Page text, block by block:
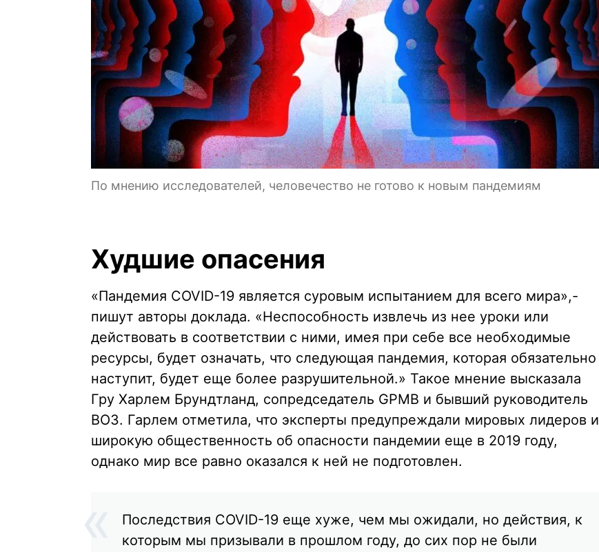
По мнению исследователей, человечество не готово к новым пандемиям
Худшие опасения
«Пандемия COVID-19 является суровым испытанием для всего мира»,-
пишут авторы доклада. «Неспособность извлечь из нее уроки или
действовать в соответствии с ними, имея при себе все необходимые
ресурсы, будет означать, что следующая пандемия, которая обязательно
наступит, будет еще более разрушительной.» Такое мнение высказала
Гру Харлем Брундтланд, сопредседатель GPMB и бывший руководитель
ВОЗ. Гарлем отметила, что эксперты предупреждали мировых лидеров и
широкую общественность об опасности пандемии еще в 2019 году,
однако мир все равно оказался к ней не подготовлен.
Последствия COVID-19 еще хуже, чем мы ожидали, но действия, к
которым мы призывали в прошлом году, до сих пор не были